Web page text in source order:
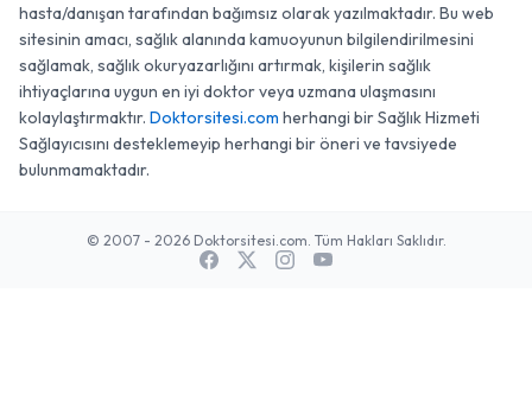
hasta/danışan tarafından bağımsız olarak yazılmaktadır. Bu web
sitesinin amacı, sağlık alanında kamuoyunun bilgilendirilmesini
sağlamak, sağlık okuryazarlığını artırmak, kişilerin sağlık
ihtiyaçlarına uygun en iyi doktor veya uzmana ulaşmasını
kolaylaştırmaktır. Doktorsitesi.com herhangi bir Sağlık Hizmeti
Sağlayıcısını desteklemeyip herhangi bir öneri ve tavsiyede
bulunmamaktadır.
© 2007 - 2026 Doktorsitesi.com. Tüm Hakları Saklıdır.